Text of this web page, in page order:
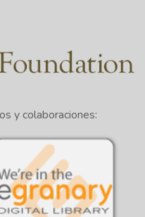
patrones de
retóricos o estilos
que utilice un autor
propósito deseado.
está diseñado de
propias partes
juntas para lograr
y colaboraciones: